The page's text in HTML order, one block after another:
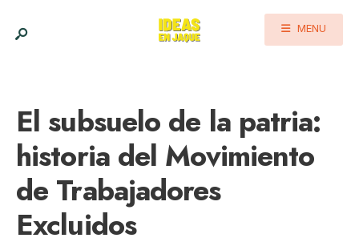
MENU
El subsuelo de la patria:
historia del Movimiento
de Trabajadores
Excluidos